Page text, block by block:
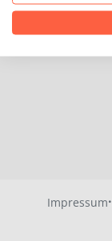
Impressum·